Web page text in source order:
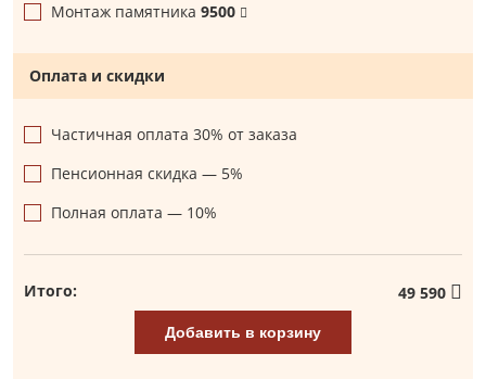
Монтаж памятника 9500
Оплата и скидки
Частичная оплата 30% от заказа
Пенсионная скидка — 5%
Полная оплата — 10%
Итого: 49 590
Добавить в корзину